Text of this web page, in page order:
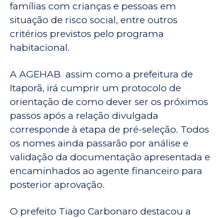
famílias com crianças e pessoas em
situação de risco social, entre outros
critérios previstos pelo programa
habitacional.
A AGEHAB assim como a prefeitura de
Itaporã, irá cumprir um protocolo de
orientação de como dever ser os próximos
passos após a relação divulgada
corresponde à etapa de pré-seleção. Todos
os nomes ainda passarão por análise e
validação da documentação apresentada e
encaminhados ao agente financeiro para
posterior aprovação.
O prefeito Tiago Carbonaro destacou a